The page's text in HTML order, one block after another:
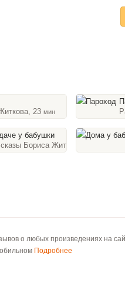
23мин
у бабушки
Бориса Житкова, 14
о любых произведениях на
Подробнее